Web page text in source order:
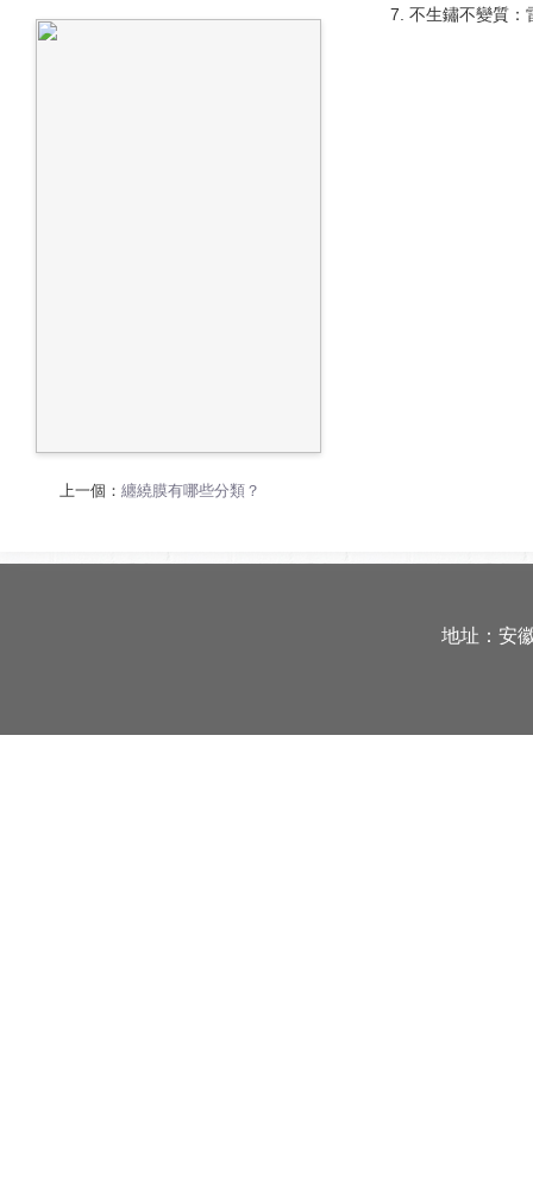
7. 不生鏽不變質：雷
上一個： 纏繞膜有哪些分類？
地址：安